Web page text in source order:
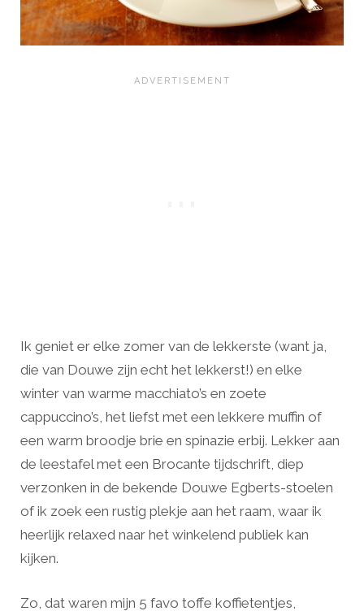
Ik geniet er elke zomer van de lekkerste (want ja,
die van Douwe zijn echt het lekkerst!) en elke
winter van warme macchiato’s en zoete
cappuccino’s, het liefst met een lekkere muffin of
een warm broodje brie en spinazie erbij. Lekker aan
de leestafel met een Brocante tijdschrift, diep
verzonken in de bekende Douwe Egberts-stoelen
of ik zoek een rustig plekje aan het raam, waar ik
heerlijk relaxed naar het winkelend publiek kan
kijken.
Zo, dat waren mijn 5 favo toffe koffietentjes,